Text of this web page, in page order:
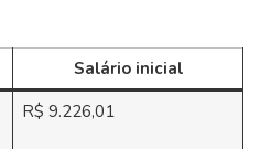
Salário inicial
R$ 9.226,01